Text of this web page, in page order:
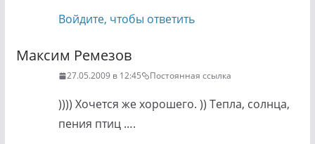
Войдите, чтобы ответить
Максим Ремезов
27.05.2009 в 12:45 Постоянная ссылка
)))) Хочется же хорошего. )) Тепла, солнца,
пения птиц ….